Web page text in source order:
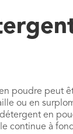
poudre peut
ou en
en
continue à